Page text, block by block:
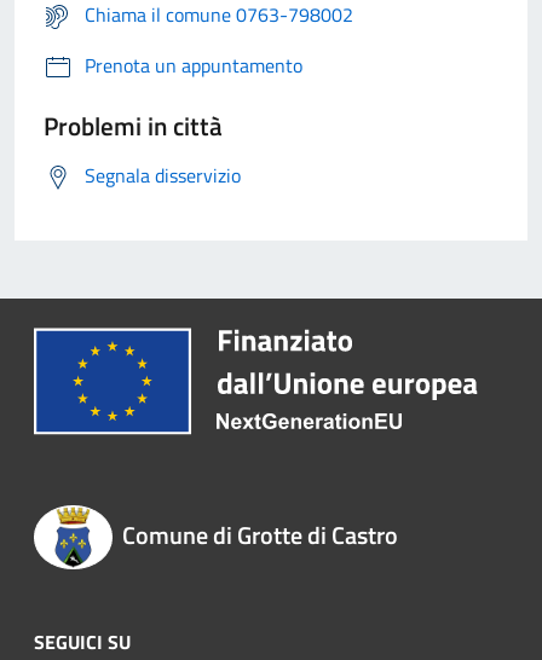
Chiama il comune 0763-798002
Prenota un appuntamento
Problemi in città
Segnala disservizio
Comune di Grotte di Castro
SEGUICI SU